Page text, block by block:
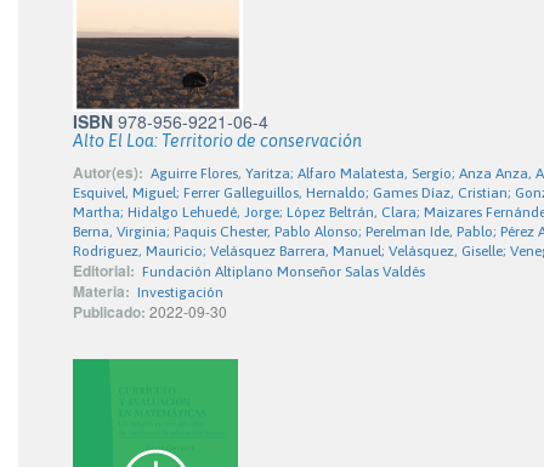
ISBN 978-956-9221-06-4
Alto El Loa: Territorio de conservación
Autor(es): Aguirre Flores, Yaritza; Alfaro Malatesta, Sergio; Anza Anza,
Esquivel, Miguel; Ferrer Galleguillos, Hernaldo; Games Díaz, Cristian;
Martha; Hidalgo Lehuedé, Jorge; López Beltrán, Clara; Maizares
Berna, Virginia; Paquis Chester, Pablo Alonso; Perelman Ide, Pablo;
Rodriguez, Mauricio; Velásquez Barrera, Manuel; Velásquez, Giselle;
Editorial: Fundación Altiplano Monseñor Salas Valdés
Materia: Investigación
Publicado: 2022-09-30